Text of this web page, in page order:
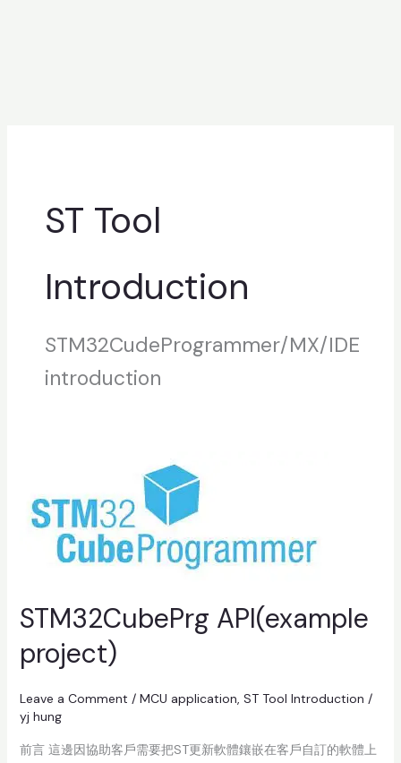
ST Tool
Introduction
STM32CudeProgrammer/MX/IDE
introduction
STM32CubePrg API(example
project)
Leave a Comment / MCU application, ST Tool Introduction /
yj hung
前言 這邊因協助客戶需要把ST更新軟體鑲嵌在客戶自訂的軟體上
project)